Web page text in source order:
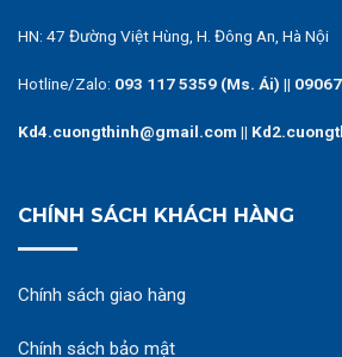
HN: 47 Đường Việt Hùng, H. Đông An, Hà Nội
Hotline/Zalo: 093 117 5359 (Ms. Ái) ||
Kd4.cuongthinh@gmail.com ||
CHÍNH SÁCH KHÁCH HÀNG
Chính sách giao hàng
Chính sách bảo mật